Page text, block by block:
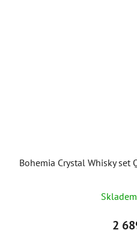
Bohemia Crystal Whisky set
Skladem
2